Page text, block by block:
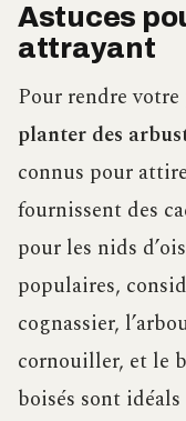
Astuces
attrayant
Pour rendre
planter des
connus pour
fournissent des
pour les nids
populaires,
cognassier,
cornouiller, et le
boisés sont